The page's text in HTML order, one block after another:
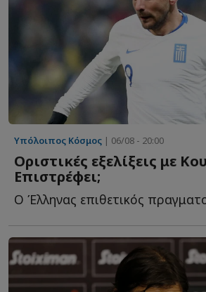
Υπόλοιπος Κόσμος | 06/08 - 20:00
Οριστικές εξελίξεις με
Επιστρέφει;